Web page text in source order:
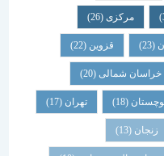
(26)
قزوین
شمالی(20)
(18) تهران